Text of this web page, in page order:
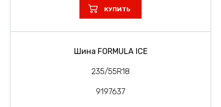
КУПИТЬ
Шина FORMULA ICE
235/55R18
9197637